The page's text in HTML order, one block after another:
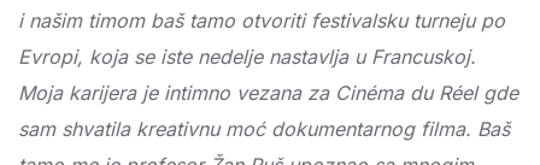
i našim timom baš tamo otvoriti festivalsku turneju po
Evropi, koja se iste nedelje nastavlja u Francuskoj.
Moja karijera je intimno vezana za Cinéma du Réel gde
sam shvatila kreativnu moć dokumentarnog filma. Baš